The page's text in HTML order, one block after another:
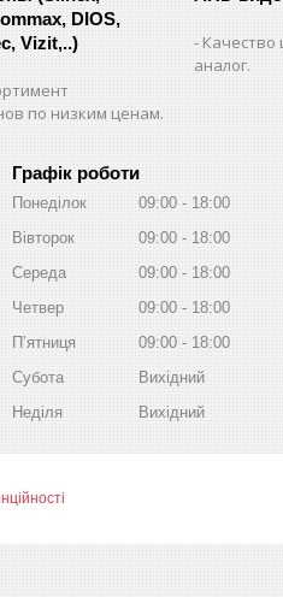
DIOS,
Vizit,..)
по низким ценам.
Качество
аналог.
Графік роботи
Понеділок 09:00
18:00
Вівторок
09:00
18:00
Середа
09:00
18:00
Четвер
09:00
18:00
Пʼятниця
09:00
18:00
Субота
Вихідний
Неділя
Вихідний